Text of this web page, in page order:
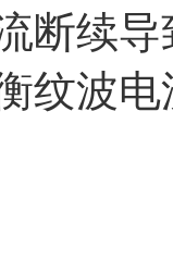
断续
纹波